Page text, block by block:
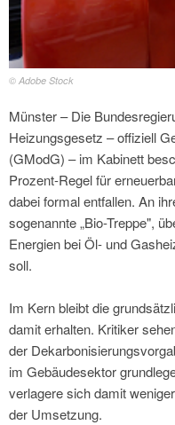
© Adobe Stock
Münster – Die
Heizungsgesetz – offiziell
(GModG) – im Kabinett
Prozent-Regel für
dabei formal entfallen. An
sogenannte „Bio-Treppe",
Energien bei Öl- und
soll.
Im Kern bleibt die
damit erhalten. Kritiker
der
im Gebäudesektor
verlagere sich damit
der Umsetzung.